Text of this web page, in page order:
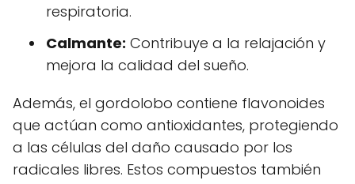
respiratoria.
Calmante: Contribuye a la relajación y
mejora la calidad del sueño.
Además, el gordolobo contiene flavonoides
que actúan como antioxidantes, protegiendo
a las células del daño causado por los
radicales libres. Estos compuestos también